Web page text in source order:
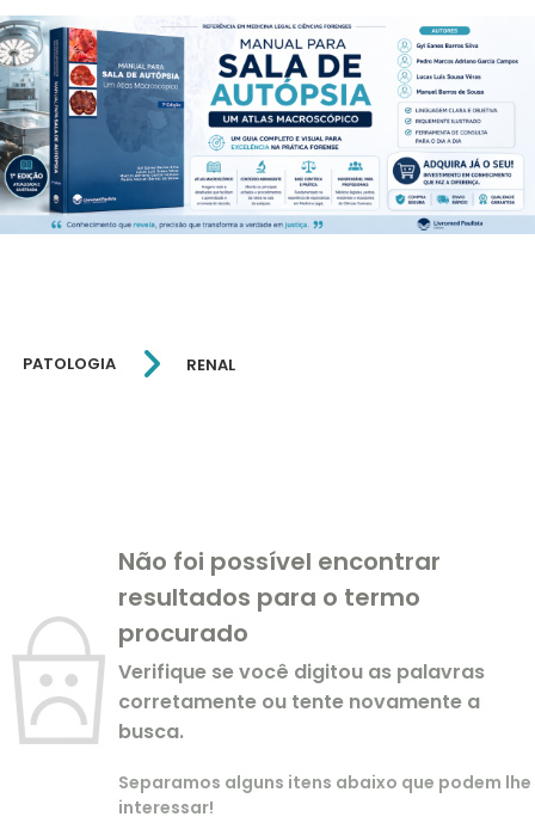
PATOLOGIA RENAL
Não foi possível encontrar
resultados para o termo
procurado
Verifique se você digitou as palavras
corretamente ou tente novamente a
busca.
Separamos alguns itens abaixo que podem lhe
interessar!